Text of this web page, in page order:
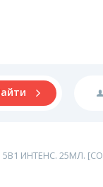
ИНТЕНС. 25МЛ.